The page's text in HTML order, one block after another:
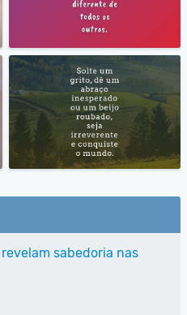
sabedoria nas